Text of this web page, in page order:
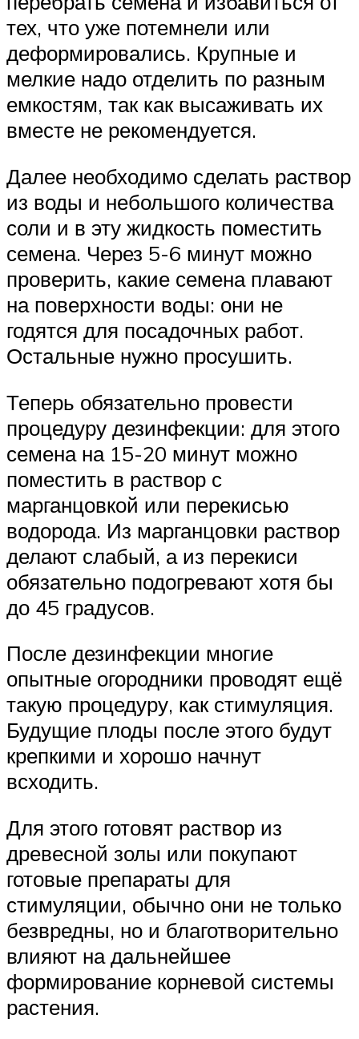
тех, что уже потемнели или
деформировались. Крупные и
мелкие надо отделить по разным
емкостям, так как высаживать их
вместе не рекомендуется.
Далее необходимо сделать раствор
из воды и небольшого количества
соли и в эту жидкость поместить
семена. Через 5-6 минут можно
проверить, какие семена плавают
на поверхности воды: они не
годятся для посадочных работ.
Остальные нужно просушить.
Теперь обязательно провести
процедуру дезинфекции: для этого
семена на 15-20 минут можно
поместить в раствор с
марганцовкой или перекисью
водорода. Из марганцовки раствор
делают слабый, а из перекиси
обязательно подогревают хотя бы
до 45 градусов.
После дезинфекции многие
опытные огородники проводят ещё
такую процедуру, как стимуляция.
Будущие плоды после этого будут
крепкими и хорошо начнут
всходить.
Для этого готовят раствор из
древесной золы или покупают
готовые препараты для
стимуляции, обычно они не только
безвредны, но и благотворительно
влияют на дальнейшее
формирование корневой системы
растения.